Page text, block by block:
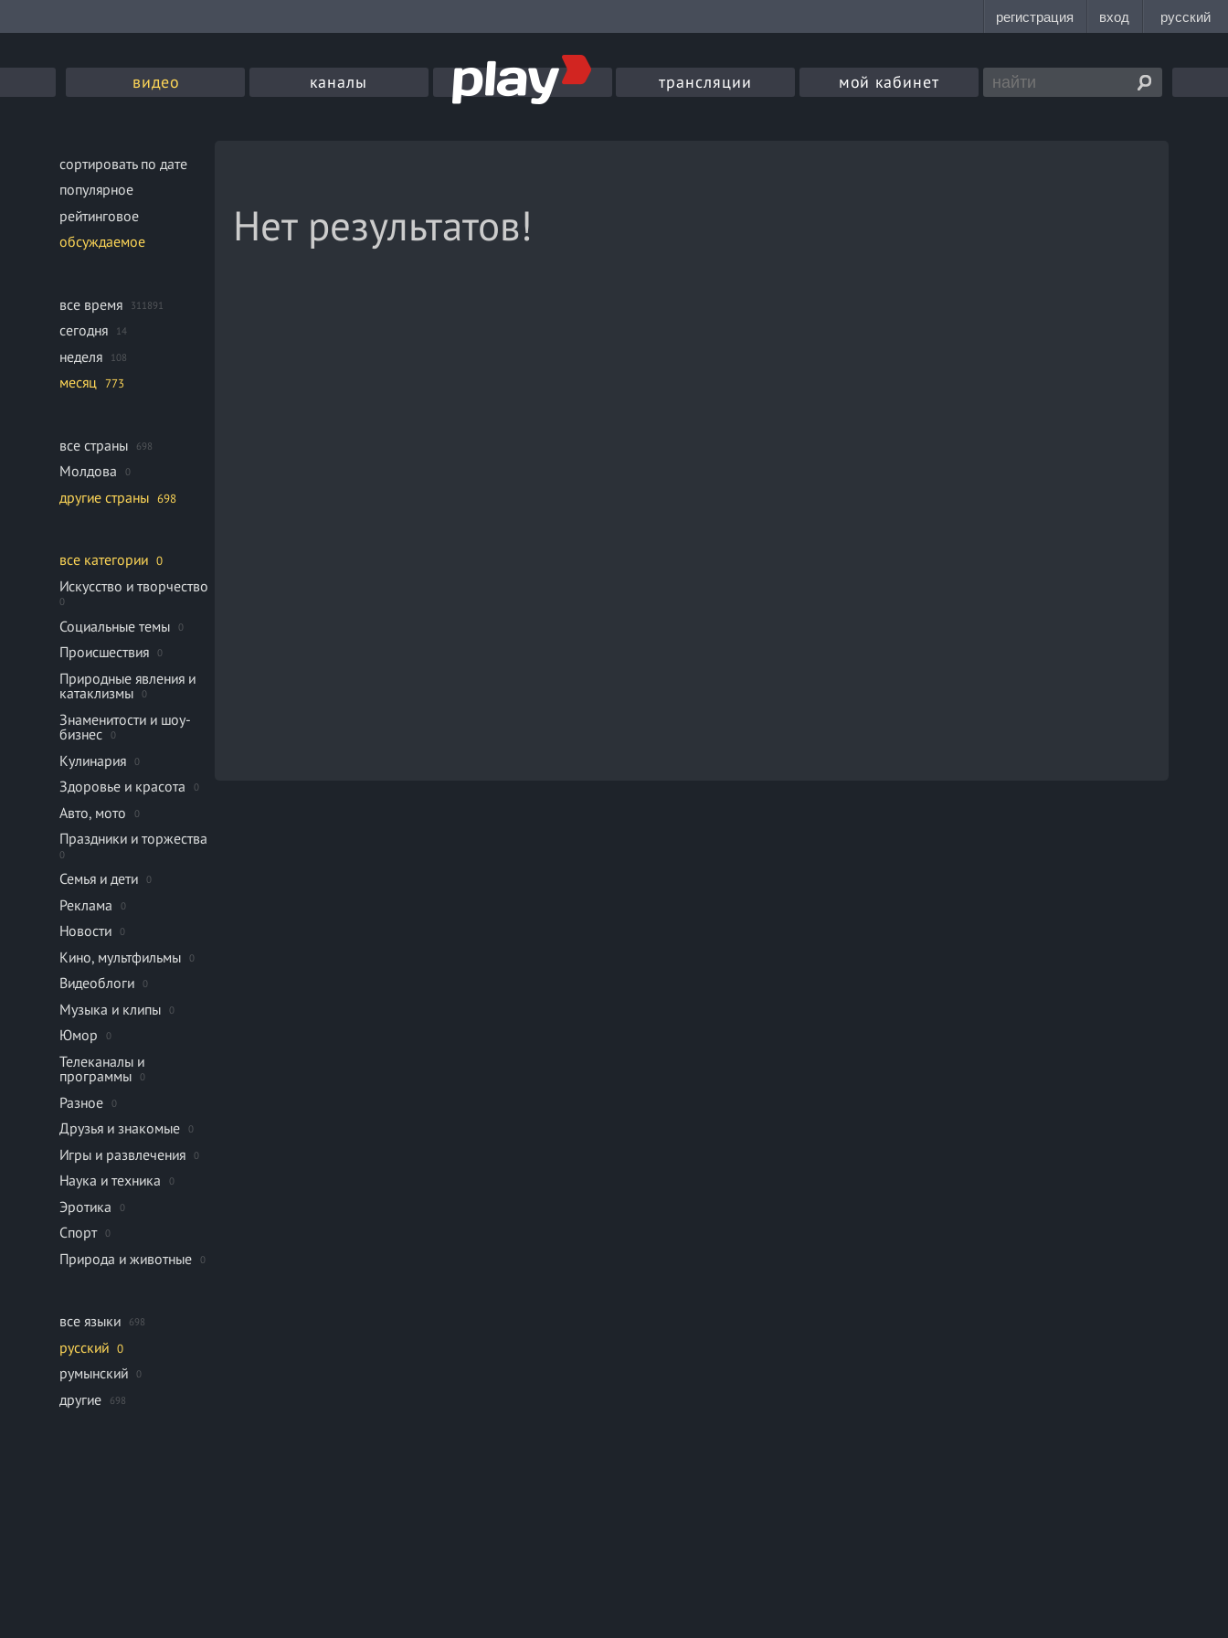
видео каналы трансляции мой кабинет
сортировать по дате
популярное
рейтинговое
обсуждаемое
все время 311891
сегодня 14
неделя 108
месяц 773
все страны 698
Молдова 0
другие страны 698
все категории 0
Искусство и творчество
0
Социальные темы 0
Происшествия 0
Природные явления и
катаклизмы
0
Знаменитости и шоу-
бизнес
0
Кулинария 0
Здоровье и красота 0
Авто, мото 0
Праздники и торжества
0
Семья и дети 0
Реклама 0
Новости 0
Кино, мультфильмы 0
Видеоблоги 0
Музыка и клипы 0
Юмор 0
Телеканалы и
программы
0
Разное 0
Друзья и знакомые 0
Игры и развлечения 0
Наука и техника 0
Эротика 0
Спорт 0
Природа и животные 0
все языки 698
русский 0
румынский 0
другие 698
Нет результатов!